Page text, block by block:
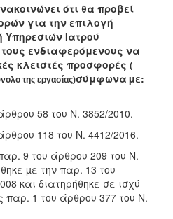
ότι θα προβεί
για την επιλογή
Υπηρεσιών Ιατρού
ενδιαφερόμενους να
κλειστές προσφορές (
της εργασίας)σύμφωνα µε:
58 του Ν. 3852/2010.
118 του Ν. 4412/2016.
9 του άρθρου 209 του Ν.
µε την παρ. 13 του
και διατηρήθηκε σε ισχύ
παρ. 1 του άρθρου 377 του Ν.